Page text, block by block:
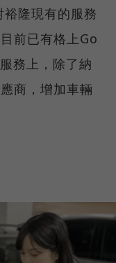
裕隆現有的服務
前已有格上Go
務上，除了納
商，增加車輛